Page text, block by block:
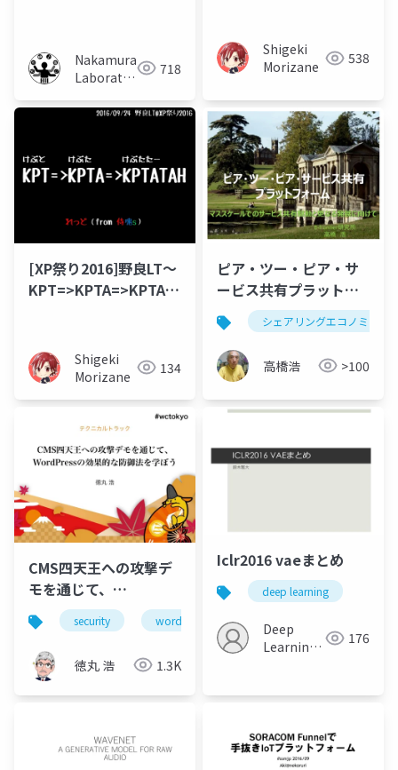
Nakamura
Laboratory
University)
718
Shigeki
Morizane
538
[XP祭り2016]野良LT～
KPT=>KPTA=>KPTATAH
Shigeki
Morizane
134
ピア・ツー・ピア・サ
ービス共有プラットフ
ォーム シェアリングエコノミー
高橋浩 >100
CMS四天王への攻撃デ
モを通じて、
WordPressの効果的な
防御法を学ぼう
security wordpress
徳丸 浩 1.3K
Iclr2016 vaeまとめ
deep learning
Deep
Learning
176